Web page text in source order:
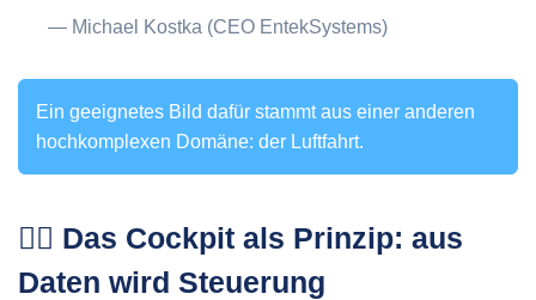
Michael Kostka (CEO EntekSystems)
Ein geeignetes Bild dafür stammt aus einer anderen
hochkomplexen Domäne: der Luftfahrt.
👨‍✈️ Das Cockpit als Prinzip: aus
Daten wird Steuerung